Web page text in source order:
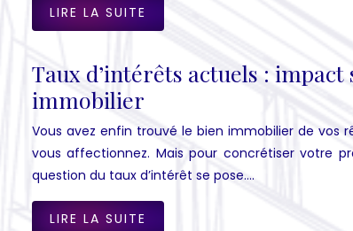
LIRE LA SUITE
Taux d’intérêts actuels :
immobilier
Vous avez enfin trouvé le bien immobilier de vos
vous affectionnez. Mais pour concrétiser votre
question du taux d’intérêt se pose….
LIRE LA SUITE